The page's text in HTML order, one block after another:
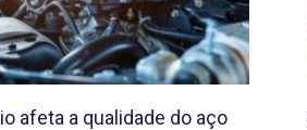
afeta a qualidade do aço